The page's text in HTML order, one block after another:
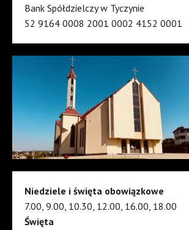
Bank Spółdzielczy w Tyczynie
52 9164 0008 2001 0002 4152 0001
Niedziele i święta obowiązkowe
7.00, 9.00, 10.30, 12.00, 16.00, 18.00
Święta